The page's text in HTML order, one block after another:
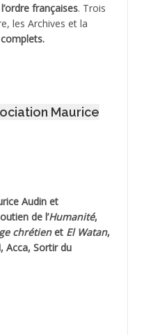
françaises. Trois
les Archives et la
.
Maurice
Audinet
de l’Humanité,
chrétienet El Watan,
Acca, Sortir du